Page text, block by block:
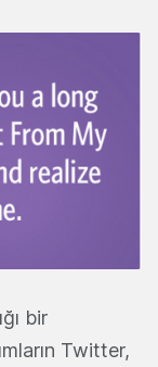
bir
Twitter,